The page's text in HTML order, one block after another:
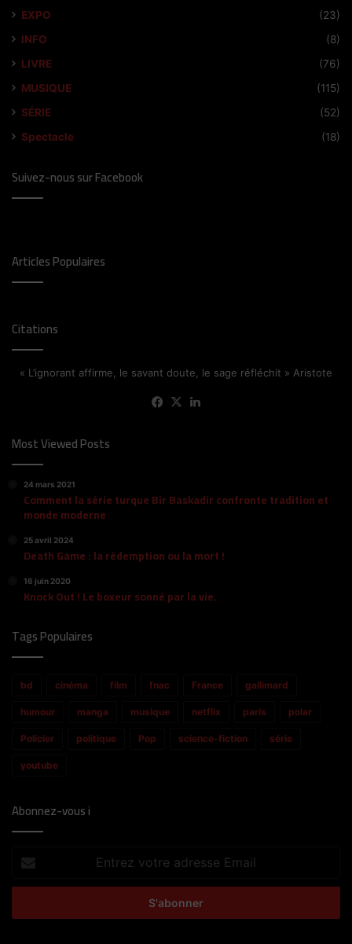
EXPO
(23)
INFO
(8)
LIVRE
(76)
MUSIQUE
(115)
SÉRIE
(52)
Spectacle
(18)
Suivez-nous sur Facebook
Articles Populaires
Citations
« L’ignorant affirme, le savant doute, le sage réfléchit » Aristote
Facebook
X
Most Viewed Posts
24 mars 2021
Comment la série turque Bir Baskadir confronte tradition et
monde moderne
25 avril 2024
Death Game : la rédemption ou la mort !
16 juin 2020
Knock Out ! Le boxeur sonné par la vie.
Tags Populaires
bd cinéma film fnac France gallimard
humour manga musique netflix paris polar
Policier politique Pop science-fiction série
youtube
Abonnez-vous i
adresse